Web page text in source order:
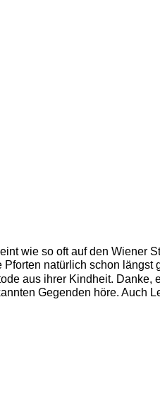
wie so oft auf den Wiener
Pforten natürlich schon längst
aus ihrer Kindheit. Danke,
Gegenden höre. Auch